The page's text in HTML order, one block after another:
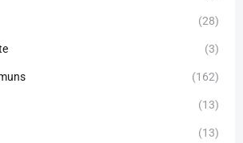
(28)
(3)
(162)
(13)
(13)